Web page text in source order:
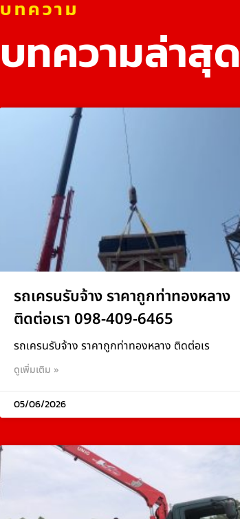
บทความ
บทความล่าสุด
รถเครนรับจ้าง ราคาถูกท่าทองหลาง
ติดต่อเรา 098-409-6465
รถเครนรับจ้าง ราคาถูกท่าทองหลาง ติดต่อเร
ดูเพิ่มเติม »
05/06/2026